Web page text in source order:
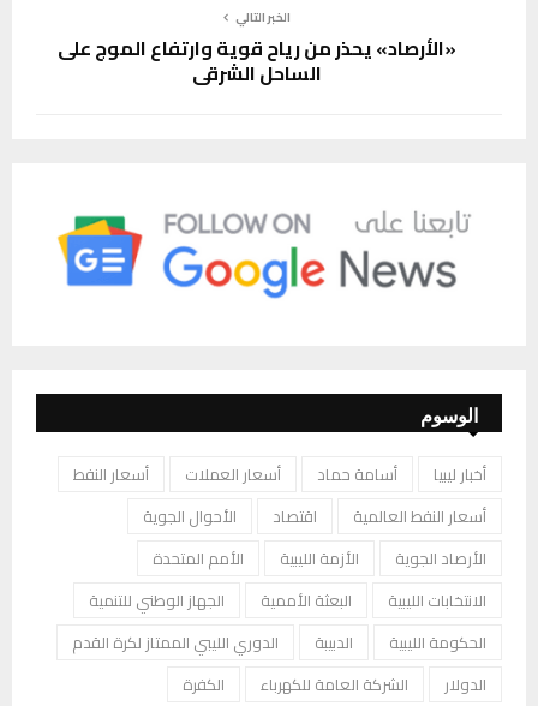
الخبر التالي
«الأرصاد» يحذر من رياح قوية وارتفاع الموج على
الساحل الشرقي
الوسوم
أخبار ليبيا أسامة حماد أسعار العملات
أسعار النفط
أسعار النفط العالمية
اقتصاد
الأحوال الجوية
الأرصاد الجوية
الأزمة الليبية
الأمم المتحدة
الانتخابات الليبية
البعثة الأممية
الجهاز الوطني للتنمية
الحكومة الليبية
الدبيبة
الدوري الليبي الممتاز لكرة القدم
الدولار
الشركة العامة للكهرباء
الكفرة